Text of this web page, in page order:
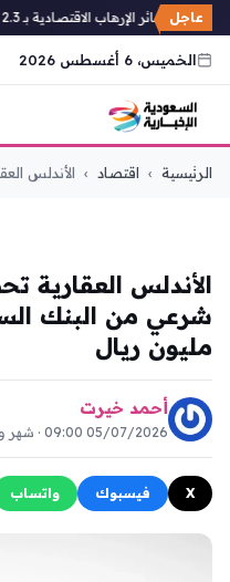
عاجل
خسائر الإرهاب الاقتصادية بـ 2.3 تريليون دولار في أربعة عقود
الخميس، 6 أغسطس 2026
التجاوز
الرئيسية › اقتصاد › الأندلس
الأندلس العقارية
مليون ريال
أحمد خيرت
05/07/2026 09:00 · شهر واحد
X فيسبوك واتساب